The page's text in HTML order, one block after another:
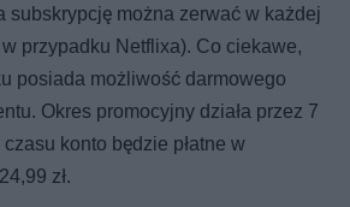
subskrypcję można zerwać w każdej
przypadku Netflixa). Co ciekawe,
posiada możliwość darmowego
Okres promocyjny działa przez 7
konto będzie płatne w
zł.